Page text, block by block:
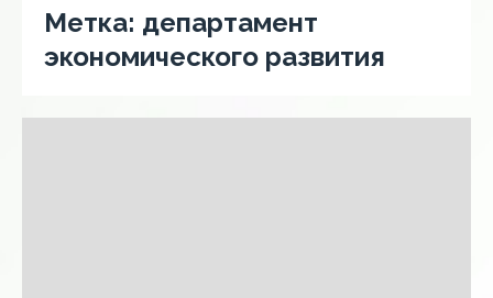
Метка: департамент
экономического развития